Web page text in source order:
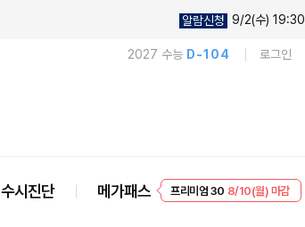
알람신청 9/2(수) 19:30
2027 수능 D-104 로그인
수시진단 메가패스
프리미엄 30 8/10(월) 마감